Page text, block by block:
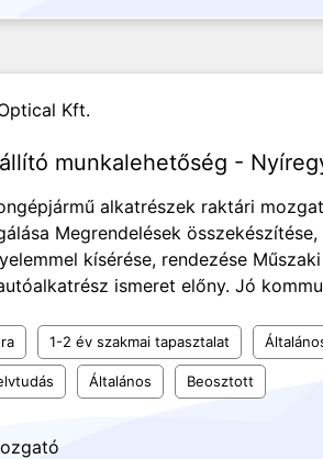
Kft.
munkalehetőség -
alkatrészek raktári
Megrendelések
kísérése, rendezése
ismeret előny. Jó
1-2 év szakmai tapasztalat
Általános Beosztott